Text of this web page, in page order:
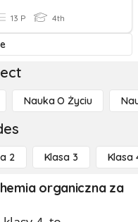
13 P 4th
Nauka O Życiu
2 Klasa 3 Klasa
organiczna za